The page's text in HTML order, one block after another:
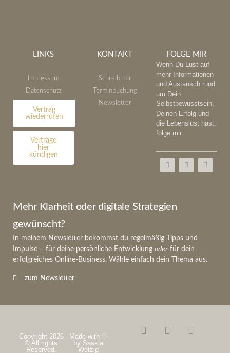
LINKS
Impressum
Datenschutz
Vertrag
wiederrufen
Verträge
hier
kündigen
KONTAKT
Schreib mir
Terminbuchung
Newsletter
FOLGE MIR
Wenn Du Lust auf
mehr Informationen
und Austausch rund
um Dein
Selbstbewusstsein,
Deinen Erfolg und
die Lebenslust hast,
folge mir.
Mehr Klarheit oder digitale Strategien
gewünscht?
In meinem Newsletter bekommst du regelmäßig Tipps und
Impulse – für deine persönliche Entwicklung oder für dein
erfolgreiches Online-Business. Wähle einfach dein Thema aus.
zum Newsletter
Copyright 2026
© All rights
Reserved.
Made with ♡
by Saskia
Wetzig